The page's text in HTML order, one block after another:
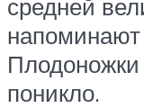
средней
Плодоножки
поникло.